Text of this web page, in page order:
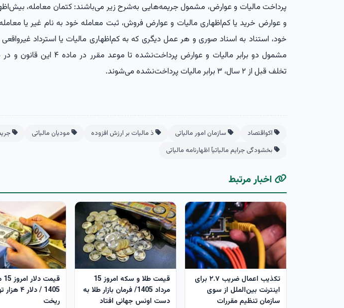
پرداخت مالیات و عوارض، مشمول جریمه‌هایی به‌شرح زیر می‌باشند: کتمان معامله،
و عوارض خرید یا کم‌اظهاری مالیات و عوارض فروش، ثبت معامله خود به نام غیر یا
خود، استناد به اسناد صوری و هر عمل دیگری که به کم‌اظهاری مالیات یا استرداد
مشمول دو برابر مالیات و عوارض پرداخت‌نشده تا موعد
تخلف قبل از ۲ سال، ۳ برابر مالیات پرداخت‌نشده می‌شوند.
اکواقتصاد سازمان امور مالیاتی ذ مالیات بر ارزش افزوده مودیان مالیاتی
بخشودگی جرایم مالیاتیآ اظهارنامه مالیاتی
اخبار مرتبط
تکذیب اعمال ضریب ۲.۷ برای
اینترنت بین‌الملل از سوی
سازمان تنظیم مقررات
قیمت طلا و سکه امروز 15
مرداد 1405/ فرمان بازار طلا به
دست اونس جهانی افتاد
1405 / دلار ۴
ریخت